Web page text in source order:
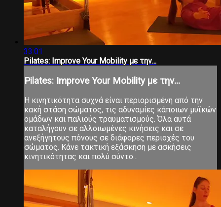
33:01
Pilates: Improve Your Mobility με την...
Pilates: Improve Your Mobility με την...
Η κινητικότητα συχνά είναι περιορισμένη από την
κακή στάση σώματος, τις αδυναμίες κάποιων μυϊκών
ομάδων και παλιούς τραυματισμούς. Όλα αυτά
καταλήγουν σε αλλοιωμένες κινήσεις και σε
ανεξήγητους πόνους σε διάφορες περιοχές του
σώματος. Κάνε τακτική εξάσκηση με ασκήσεις
κινητικότητας και πολύ σύντο...